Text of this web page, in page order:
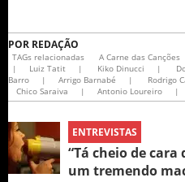
POR REDAÇÃO
TAGs relacionadas A Carne das Canções
|
Luiz Tatit | Kiko Dinucci |
Barro
| Arrigo Barnabé | Rodrigo
Chico Saraiva
| Antonio Loureiro |
ENTREVISTAS
“Tá cheio de
um tremendo